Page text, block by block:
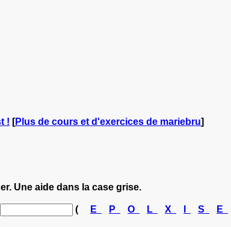
! [Plus de cours et d'exercices de mariebru]
Une aide dans la case grise.
( E P O L X S
E